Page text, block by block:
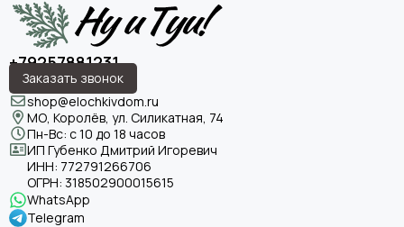
+79257881231
Заказать звонок
shop@elochkivdom.ru
МО, Королёв, ул. Силикатная, 74
Пн-Вс: с 10 до 18 часов
ИП Губенко Дмитрий Игоревич
ИНН: 772791266706
ОГРН: 318502900015615
WhatsApp
Telegram